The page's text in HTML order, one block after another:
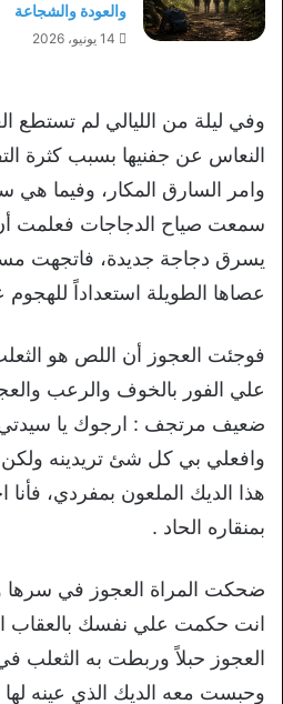
والعودة والشجاعة
14 يونيو، 2026
وفي ليلة من الليالي لم تستطع
النعاس عن جفنيها بسبب كثرة
وامر السارق المكار، وفيما هي
سمعت صياح الدجاجات فعلمت
يسرق دجاجة جديدة، فاتجهت
عصاها الطويلة استعداداً
فوجئت العجوز أن اللص هو
علي الفور بالخوف والرعب
ضعيف مرتجف : ارجوك يا سيدتي
وافعلي بي كل شئ تريدينه
هذا الديك الملعون بمفردي،
بمنقاره الحاد .
ضحكت المراة العجوز في سرها
انت حكمت علي نفسك بالعقاب
العجوز حبلاً وربطت به الثعلب
وحبست معه الديك الذي عينه لها